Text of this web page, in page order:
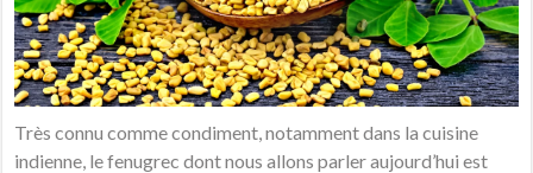
Très connu comme condiment, notamment dans la cuisine
indienne, le fenugrec dont nous allons parler aujourd’hui est